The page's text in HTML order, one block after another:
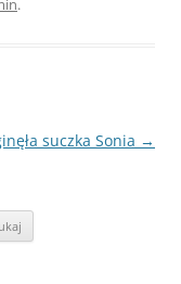
.
suczka Sonia →